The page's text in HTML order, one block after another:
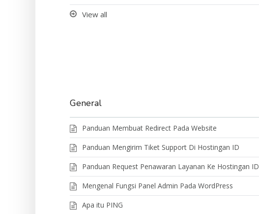
View all
General
Panduan Membuat Redirect Pada Website
Panduan Mengirim Tiket Support Di Hostingan ID
Panduan Request Penawaran Layanan Ke Hostingan ID
Mengenal Fungsi Panel Admin Pada WordPress
Apa itu PING